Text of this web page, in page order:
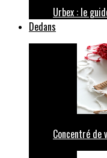
Urbex : le
Dedans
Concentré de